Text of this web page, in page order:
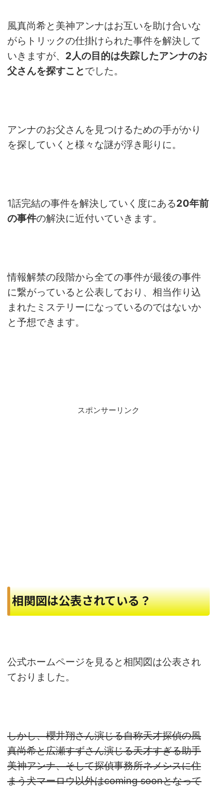
風真尚希と美神アンナはお互いを助け合いな
がらトリックの仕掛けられた事件を解決して
いきますが、 2人の目的は失踪したアンナのお
父さんを探すことでした。
アンナのお父さんを見つけるための手がかり
を探していくと様々な謎が浮き彫りに。
1話完結の事件を解決していく度にある20年前
の事件の解決に近付いていきます。
情報解禁の段階から全ての事件が最後の事件
に繋がっていると公表 しており、 相当作り込
まれたミステリーになっているのではないか
と予想でき ます。
スポンサーリンク
相関図は公表されている？
公式ホームページを見ると相関図は公表され
ておりました。
しかし、櫻井翔さん演じる自称天才探偵の風
真尚希と広瀬すずさん演じる天才すぎる助手
美神アンナ、そして探偵事務所ネメシスに住
まう犬マーロウ以外はcoming soonとなって